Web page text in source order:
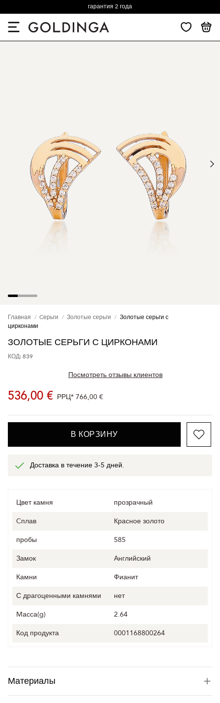
гарантия 2 года
Главная Cерьги Золотые серьги
Золотые серьги с
цирконами
ЗОЛОТЫЕ СЕРЬГИ С ЦИРКОНАМИ
КОД: 839
Посмотреть отзывы клиентов
536,00 € РРЦ* 766,00 €
В КОРЗИНУ
Доставка в течение 3-5 дней.
Цвет камня
прозрачный
Cплав
Красное золото
пробы
585
Замок
Английский
Камни
Фианит
С драгоценными камнями
нет
Mасса(g)
2.64
Код продукта
0001168800264
Материалы